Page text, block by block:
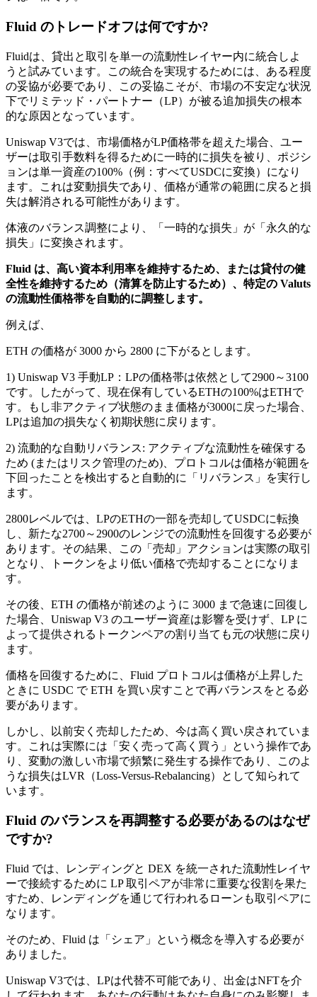
Fluid のトレードオフは何ですか?
Fluidは、貸出と取引を単一の流動性レイヤー内に統合しよ
うと試みています。この統合を実現するためには、ある程度
の妥協が必要であり、この妥協こそが、市場の不安定な状況
下でリミテッド・パートナー（LP）が被る追加損失の根本
的な原因となっています。
Uniswap V3では、市場価格がLP価格帯を超えた場合、ユー
ザーは取引手数料を得るために一時的に損失を被り、ポジシ
ョンは単一資産の100%（例：すべてUSDCに変換）になり
ます。これは変動損失であり、価格が通常の範囲に戻ると損
失は解消される可能性があります。
体液のバランス調整により、「一時的な損失」が「永久的な
損失」に変換されます。
Fluid は、高い資本利用率を維持するため、または貸付の健
全性を維持するため（清算を防止するため）、特定の Valuts
の流動性価格帯を自動的に調整します。
例えば、
ETH の価格が 3000 から 2800 に下がるとします。
1) Uniswap V3 手動LP：LPの価格帯は依然として2900～3100
です。したがって、現在保有しているETHの100%はETHで
す。もし非アクティブ状態のまま価格が3000に戻った場合、
LPは追加の損失なく初期状態に戻ります。
2) 流動的な自動リバランス: アクティブな流動性を確保する
ため (またはリスク管理のため)、プロトコルは価格が範囲を
下回ったことを検出すると自動的に「リバランス」を実行し
ます。
2800レベルでは、LPのETHの一部を売却してUSDCに転換
し、新たな2700～2900のレンジでの流動性を回復する必要が
あります。その結果、この「売却」アクションは実際の取引
となり、トークンをより低い価格で売却することになりま
す。
その後、ETH の価格が前述のように 3000 まで急速に回復し
た場合、Uniswap V3 のユーザー資産は影響を受けず、LP に
よって提供されるトークンペアの割り当ても元の状態に戻り
ます。
価格を回復するために、Fluid プロトコルは価格が上昇した
ときに USDC で ETH を買い戻すことで再バランスをとる必
要があります。
しかし、以前安く売却したため、今は高く買い戻されていま
す。これは実際には「安く売って高く買う」という操作であ
り、変動の激しい市場で頻繁に発生する操作であり、このよ
うな損失はLVR（Loss-Versus-Rebalancing）として知られて
います。
Fluid のバランスを再調整する必要があるのはなぜ
ですか?
Fluid では、レンディングと DEX を統一された流動性レイヤ
ーで接続するために LP 取引ペアが非常に重要な役割を果た
すため、レンディングを通じて行われるローンも取引ペアに
なります。
そのため、Fluid は「シェア」という概念を導入する必要が
ありました。
Uniswap V3では、LPは代替不可能であり、出金はNFTを介